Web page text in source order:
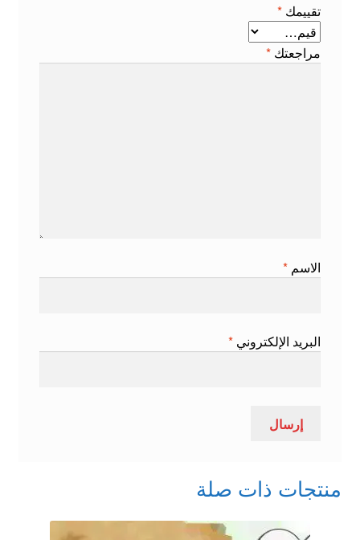
تقييمك *
مراجعتك *
الاسم *
البريد الإلكتروني *
منتجات ذات صلة